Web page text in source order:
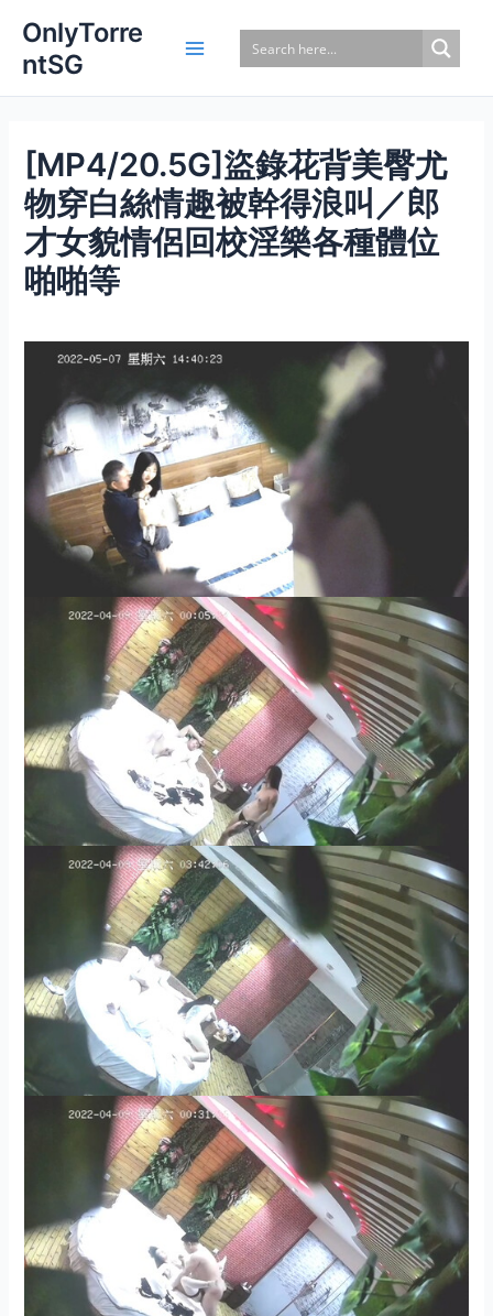
content
OnlyTorre
ntSG
[MP4/20.5G]盜錄花背美臀尤
物穿白絲情趣被幹得浪叫／郎
才女貌情侶回校淫樂各種體位
啪啪等